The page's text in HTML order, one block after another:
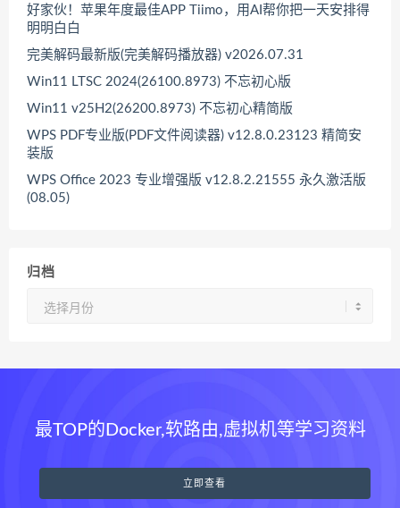
好家伙！苹果年度最佳APP Tiimo，用AI帮你把一天安排得
明明白白
完美解码最新版(完美解码播放器) v2026.07.31
Win11 LTSC 2024(26100.8973) 不忘初心版
Win11 v25H2(26200.8973) 不忘初心精简版
WPS PDF专业版(PDF文件阅读器) v12.8.0.23123 精简安
装版
WPS Office 2023 专业增强版 v12.8.2.21555 永久激活版
(08.05)
归档
最TOP的Docker,软路由,虚拟机等学习资料
立即查看